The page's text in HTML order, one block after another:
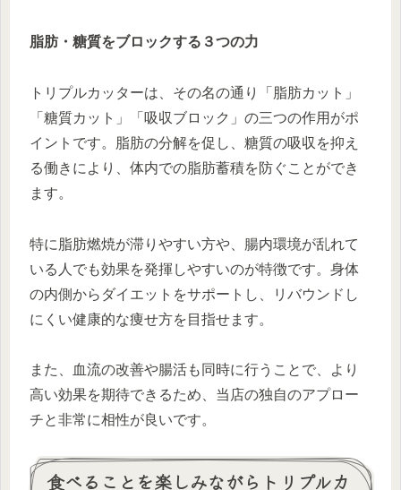
脂肪・糖質をブロックする３つの力
トリプルカッターは、その名の通り「脂肪カット」
「糖質カット」「吸収ブロック」の三つの作用がポ
イントです。脂肪の分解を促し、糖質の吸収を抑え
る働きにより、体内での脂肪蓄積を防ぐことができ
ます。
特に脂肪燃焼が滞りやすい方や、腸内環境が乱れて
いる人でも効果を発揮しやすいのが特徴です。身体
の内側からダイエットをサポートし、リバウンドし
にくい健康的な痩せ方を目指せます。
また、血流の改善や腸活も同時に行うことで、より
高い効果を期待できるため、当店の独自のアプロー
チと非常に相性が良いです。
食べることを楽しみながらトリプルカ